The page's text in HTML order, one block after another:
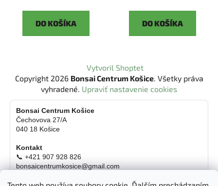
DO KOŠÍKA DO KOŠÍKA
Vytvoril Shoptet
Copyright 2026 Bonsai Centrum Košice. Všetky práva
vyhradené. Upraviť nastavenie cookies
Bonsai Centrum Košice
Čechovova 27/A
040 18 Košice
Kontakt
📞 +421 907 928 826
bonsaicentrumkosice@gmail.com